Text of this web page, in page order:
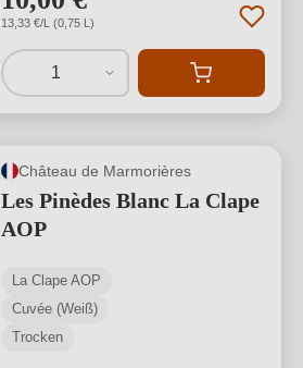
13,33 €/L (0,75 L)
1
Château de Marmorières
Les Pinèdes Blanc La Clape
AOP
La Clape AOP
Cuvée (Weiß)
Trocken